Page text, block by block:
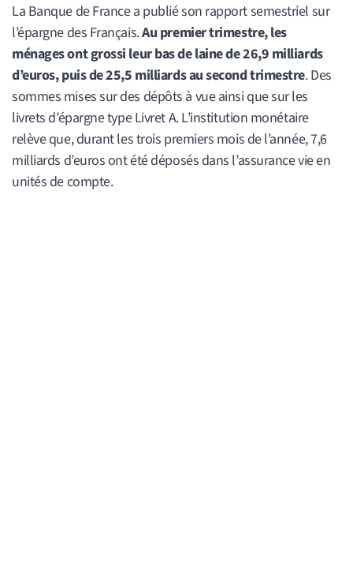
La Banque de France a publié son rapport semestriel sur
l’épargne des Français.Au premier trimestre, les
ménages ont grossi leur bas de laine de 26,9 milliards
d’euros, puis de 25,5 milliards au second trimestre. Des
sommes mises sur des dépôts à vue ainsi que sur les
livrets d’épargne type Livret A. L’institution monétaire
relève que, durant les trois premiers mois de l’année, 7,6
milliards d’euros ont été déposés dans l’assurance vie en
unités de compte.